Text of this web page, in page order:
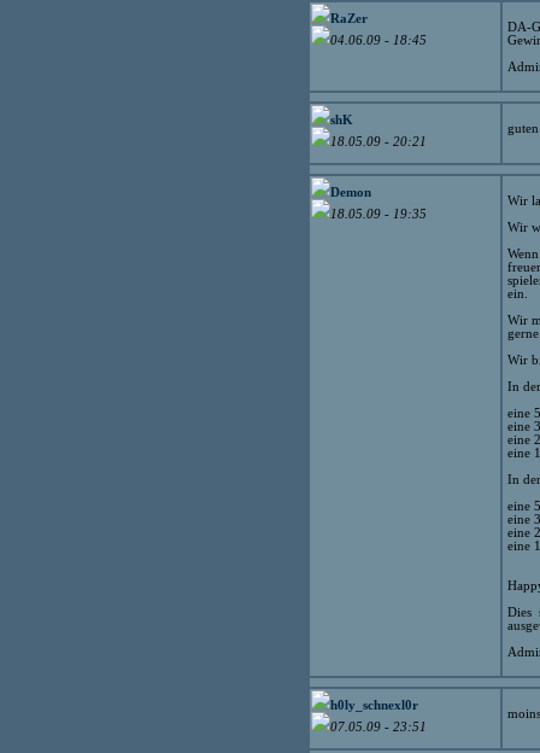
RaZer
04.06.09 - 18:45
DA-
shK
18.05.09 - 20:21
Demon
18.05.09 - 19:35
Wir
Wir
ein.
Wir
Wir
In
eine
eine
eine
eine
In
eine
eine
eine
eine
Dies
h0ly_schnexl0r
07.05.09 - 23:51